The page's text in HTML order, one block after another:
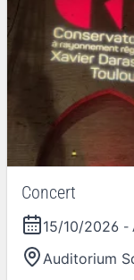
Concert
15/10/2026 -
Auditorium